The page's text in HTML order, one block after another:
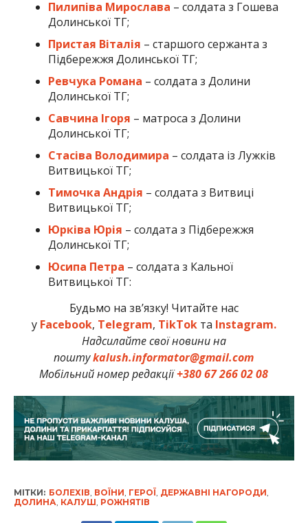
Пилипіва Мирослава – солдата з Гошева
Долинської ТГ;
Пристая Віталія – старшого сержанта з
Підбережжя Долинської ТГ;
Ревчука Романа – солдата з Долини
Долинської ТГ;
Савчина Ігоря – матроса з Долини
Долинської ТГ;
Стасіва Володимира – солдата із Лужків
Витвицької ТГ;
Тимочка Андрія – солдата з Витвиці
Витвицької ТГ;
Юрківа Юрія – солдата з Підбережжя
Долинської ТГ;
Юсипа Петра – солдата з Кальної
Витвицької ТГ:
Будьмо на зв’язку! Читайте нас
у Facebook, Telegram, TikTokта Instagram.
Надсилайте свої новини на
поштуkalush.informator@gmail.com
Мобільний номер редакції+380 67 266 02 08
МІТКИ: БОЛЕХІВ, ВОЇНИ, ГЕРОЇ, ДЕРЖАВНІ НАГОРОДИ,
ДОЛИНА, КАЛУШ, РОЖНЯТІВ